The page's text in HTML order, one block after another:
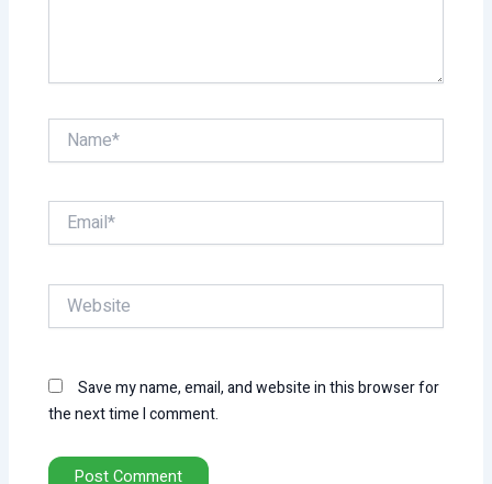
Name*
Email*
Website
Save my name, email, and website in this browser for
the next time I comment.